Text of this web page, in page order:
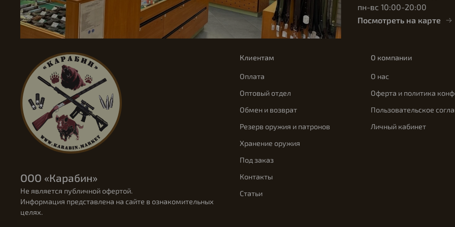
пн-вс 10:00-20:00
Посмотреть на карте
Клиентам
Оплата
Оптовый отдел
Обмен и возврат
Резерв оружия и патронов
Хранение оружия
Под заказ
Контакты
Статьи
О компании
О нас
Оферта и политика
Пользовательское
Личный кабинет
ООО «Карабин»
Не является публичной офертой.
Информация представлена на сайте в ознакомительных
целях.